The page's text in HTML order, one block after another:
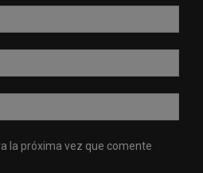
la próxima vez que comente